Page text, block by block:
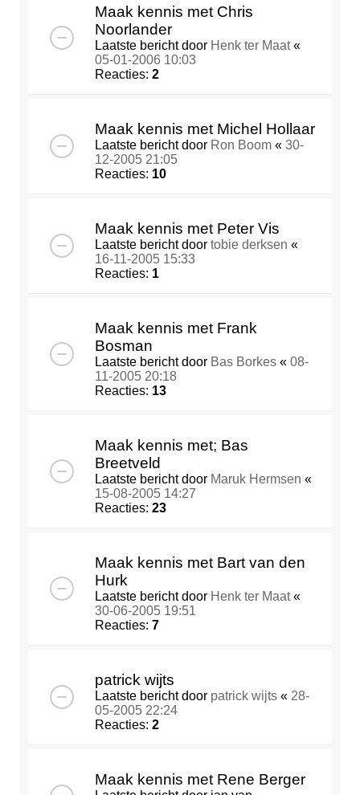
Maak kennis met Chris
Noorlander
Laatste bericht door Henk ter Maat«
05-01-2006 10:03
Reacties: 2
Maak kennis met Michel Hollaar
Laatste bericht door Ron Boom « 30-
12-2005 21:05
Reacties: 10
Maak kennis met Peter Vis
Laatste bericht door tobie derksen «
16-11-2005 15:33
Reacties: 1
Maak kennis met Frank
Bosman
Laatste bericht door Bas Borkes « 08-
11-2005 20:18
Reacties: 13
Maak kennis met; Bas
Breetveld
Laatste bericht door Maruk Hermsen «
15-08-2005 14:27
Reacties: 23
Maak kennis met Bart van den
Hurk
Laatste bericht door Henk ter Maat«
30-06-2005 19:51
Reacties: 7
patrick wijts
Laatste bericht door patrick wijts « 28-
05-2005 22:24
Reacties: 2
Maak kennis met Rene Berger